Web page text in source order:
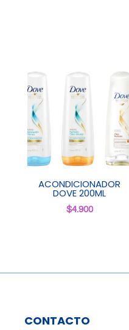
ACONDICIONADOR
DOVE 200ML
$4.900
CONTACTO